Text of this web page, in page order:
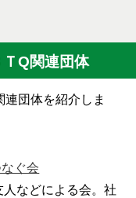
Q関連団体
団体を紹介しま
ぐ会
などによる会。社